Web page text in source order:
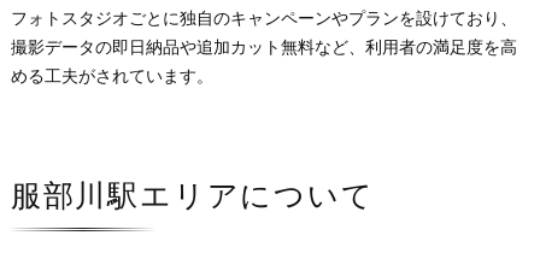
フォトスタジオごとに独自のキャンペーンやプランを設けており、
撮影データの即日納品や追加カット無料など、利用者の満足度を高
める工夫がされています。
服部川駅エリアについて